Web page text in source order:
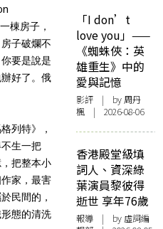
棟房子，
子破爛不
要是說是
好了。俄
列特》，
生一把
把整本小
家，最害
民間的，
態的清洗
「I don’t
love you」——
《蜘蛛俠：英
雄重生》中的
愛與記憶
影評 | by周丹
楓 | 2026-08-06
香港殿堂級填
詞人、資深綠
葉演員黎彼得
逝世 享年76歲
報導 | by 虛詞編